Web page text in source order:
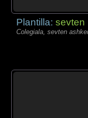
Plantilla:sevten
Colegiala, sevten